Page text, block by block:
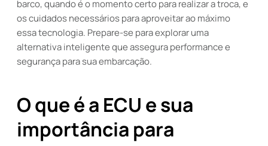
barco, quando é o momento certo para realizar a troca, e
os cuidados necessários para aproveitar ao máximo
essa tecnologia. Prepare-se para explorar uma
alternativa inteligente que assegura performance e
segurança para sua embarcação.
O que é a ECU e sua
importância para